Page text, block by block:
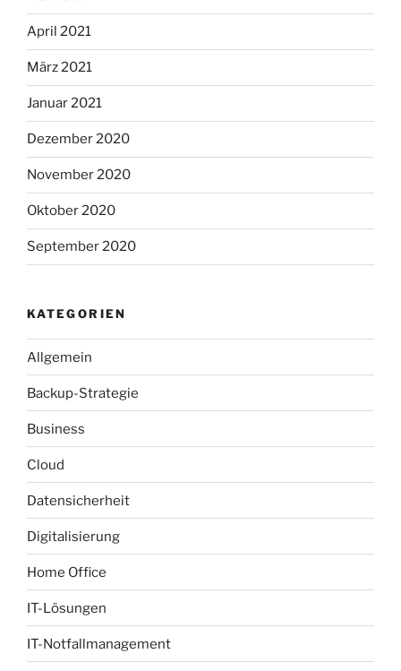
April 2021
März 2021
Januar 2021
Dezember 2020
November 2020
Oktober 2020
September 2020
KATEGORIEN
Allgemein
Backup-Strategie
Business
Cloud
Datensicherheit
Digitalisierung
Home Office
IT-Lösungen
IT-Notfallmanagement